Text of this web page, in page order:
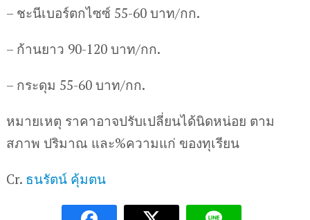
– ชะนีเบอร์ตกไซซ์ 55-60 บาท/กก.
– ก้านยาว 90-120 บาท/กก.
– กระดุม 55-60 บาท/กก.
หมายเหตุ ราคาอาจปรับเปลี่ยนได้นิดหน่อย ตาม
สภาพ ปริมาณ และ%ความแก่ ของทุเรียน
Cr. ธนรัตน์ คุ้มตน